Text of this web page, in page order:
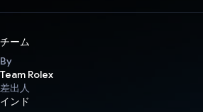
チーム
By
Team Rolex
差出人
インド